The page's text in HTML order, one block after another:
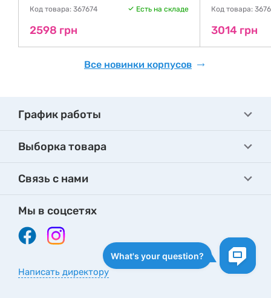
Код товара: 367674 Есть на складе
2598 грн
Код товара:
3014 грн
Все новинки корпусов
График работы
Выборка товара
Связь с нами
Мы в соцсетях
Написать директору